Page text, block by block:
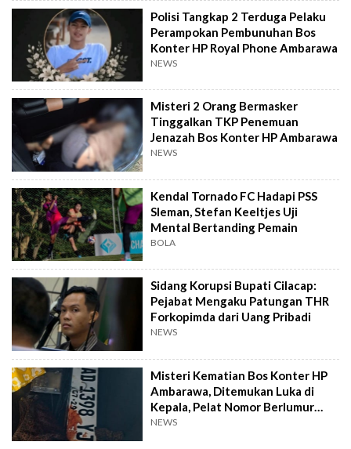
Polisi Tangkap 2 Terduga Pelaku
Perampokan Pembunuhan Bos
Konter HP Royal Phone Ambarawa
NEWS
Misteri 2 Orang Bermasker
Tinggalkan TKP Penemuan
Jenazah Bos Konter HP Ambarawa
NEWS
Kendal Tornado FC Hadapi PSS
Sleman, Stefan Keeltjes Uji
Mental Bertanding Pemain
BOLA
Sidang Korupsi Bupati Cilacap:
Pejabat Mengaku Patungan THR
Forkopimda dari Uang Pribadi
NEWS
Misteri Kematian Bos Konter HP
Ambarawa, Ditemukan Luka di
Kepala, Pelat Nomor Berlumur
Darah
NEWS